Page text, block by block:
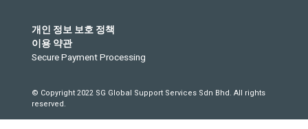
개인 정보 보호 정책
이용 약관
Secure Payment Processing
© Copyright 2022 SG Global Support Services Sdn Bhd. All rights
reserved.